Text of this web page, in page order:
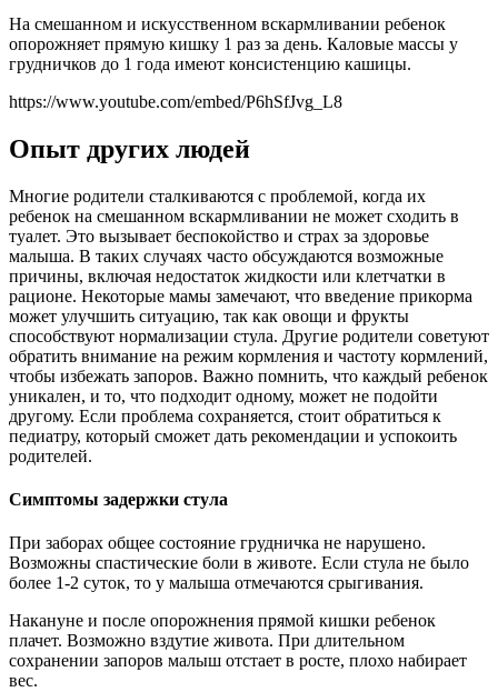
На смешанном и искусственном вскармливании ребенок
опорожняет прямую кишку 1 раз за день. Каловые массы у
грудничков до 1 года имеют консистенцию кашицы.
https://www.youtube.com/embed/P6hSfJvg_L8
Опыт других людей
Многие родители сталкиваются с проблемой, когда их
ребенок на смешанном вскармливании не может сходить в
туалет. Это вызывает беспокойство и страх за здоровье
малыша. В таких случаях часто обсуждаются возможные
причины, включая недостаток жидкости или клетчатки в
рационе. Некоторые мамы замечают, что введение прикорма
может улучшить ситуацию, так как овощи и фрукты
способствуют нормализации стула. Другие родители советуют
обратить внимание на режим кормления и частоту кормлений,
чтобы избежать запоров. Важно помнить, что каждый ребенок
уникален, и то, что подходит одному, может не подойти
другому. Если проблема сохраняется, стоит обратиться к
педиатру, который сможет дать рекомендации и успокоить
родителей.
Симптомы задержки стула
При заборах общее состояние грудничка не нарушено.
Возможны спастические боли в животе. Если стула не было
более 1-2 суток, то у малыша отмечаются срыгивания.
Накануне и после опорожнения прямой кишки ребенок
плачет. Возможно вздутие живота. При длительном
сохранении запоров малыш отстает в росте, плохо набирает
вес.